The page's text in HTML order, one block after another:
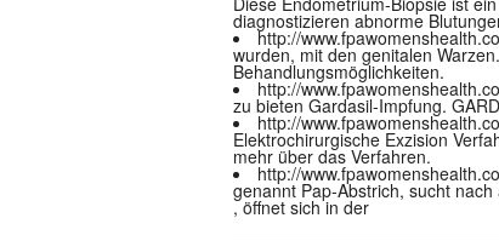
diagnostizieren abnorme
http://
wurden, mit den genitalen
Behandlungsmöglichkeiten.
http://
zu bieten Gardasil-Impfung.
http://
Elektrochirurgische Exzision
mehr über das Verfahren.
http://
genannt Pap-Abstrich, sucht
, öffnet sich in der